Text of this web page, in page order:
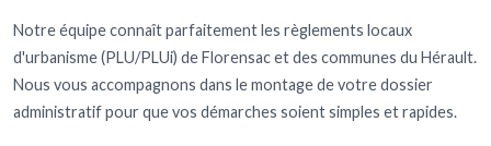
Notre équipe connaît parfaitement les règlements locaux
d'urbanisme (PLU/PLUi) de Florensac et des communes du Hérault.
Nous vous accompagnons dans le montage de votre dossier
administratif pour que vos démarches soient simples et rapides.